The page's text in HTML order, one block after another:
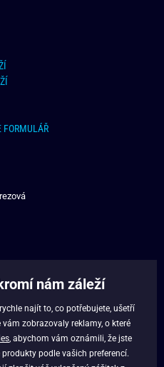
FORMULÁŘ
nám záleží
najít to, co potřebujete, ušetří
zobrazovaly reklamy, o které
, abychom vám oznámili, že jste
podle vašich preferencí.